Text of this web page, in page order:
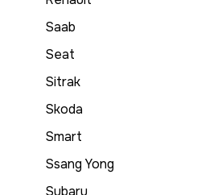
Saab
Seat
Sitrak
Skoda
Smart
Ssang Yong
Subaru